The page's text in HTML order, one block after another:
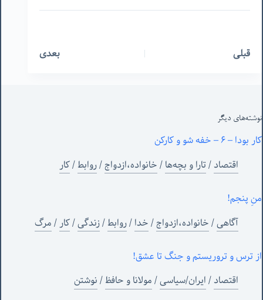
قبلی بعدی
نوشته‌های‌ دیگر
کار بودا – ۶ – خفه شو و کارکن
اقتصاد/تارا و بچه‌ها/خانواده،ازدواج/روابط/کار
منِ پنجم!
آگاهی/خانواده،ازدواج/خدا/روابط/زندگی/کار/مرگ
از ترس و تروریستم و جنگ تا عشق!
اقتصاد/ایران/سیاسی/مولانا و حافظ/نوشتن